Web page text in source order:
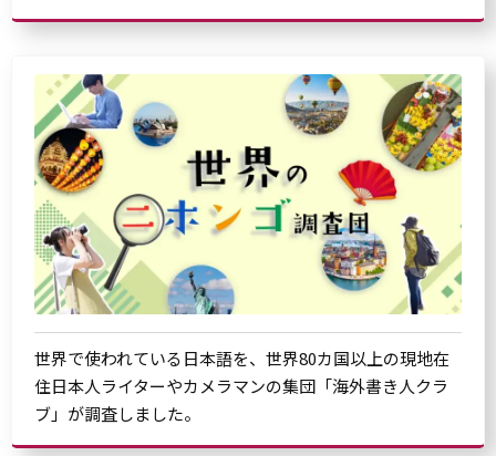
世界で使われている日本語を、世界80カ国以上の現地在
住日本人ライターやカメラマンの集団「海外書き人クラ
ブ」が調査しました。